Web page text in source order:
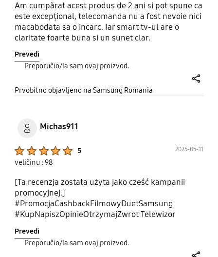
Am cumpărat acest produs de 2 ani si pot spune ca
este excepțional, telecomanda nu a fost nevoie nici
macabodata sa o incarc. Iar smart tv-ul are o
claritate foarte buna si un sunet clar.
Prevedi
Preporučio/la sam ovaj proizvod.
Prvobitno objavljeno na Samsung Romania
Michas911
5 2025-05-11
veličinu : 98
[Ta recenzja została użyta jako cześć kampanii
promocyjnej.]
#PromocjaCashbackFilmowyDuetSamsung
#KupNapiszOpinieOtrzymajZwrot Telewizor
w świecie dużych ekranów i technologii QLED.
Imponujący, aż 98-calowy ekran robi niesamowite
Prevedi
Preporučio/la sam ovaj proizvod.